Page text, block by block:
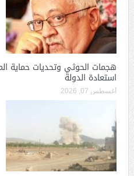
هجمات الحوثي وتحديات حماية
استعادة الدولة
أغسطس 07, 2026